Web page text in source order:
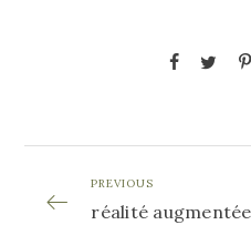
PREVIOUS
réalité